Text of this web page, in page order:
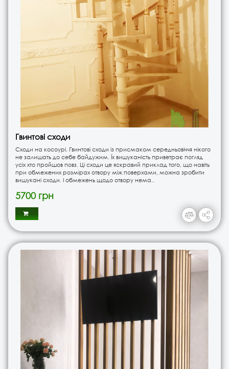
Гвинтові сходи
Сходи на косоурі. Гвинтові сходи із присмаком середньовіччя нікого
не залишать до себе байдужим. Їх вишуканість приветрає погляд
усіх хто пройшов повз. Ці сходи це яскравий приклад того, що навіть
при обмежених розмірах отвору між поверхами, можна зробити
вишукані сходи. І обмежень щодо отвору нема..
5700 грн